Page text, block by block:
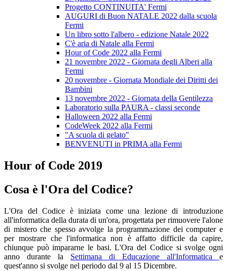
Progetto CONTINUITA' Fermi
AUGURI di Buon NATALE 2022 dalla scuola
Fermi
Un libro sotto l'albero - edizione Natale 2022
C'è aria di Natale alla Fermi
Hour of Code 2022 alla Fermi
21 novembre 2022 - Giornata degli Alberi alla
Fermi
20 novembre - Giornata Mondiale dei Diritti dei
Bambini
13 novembre 2022 - Giornata della Gentilezza
Laboratorio sulla PAURA - classi seconde
Halloween 2022 alla Fermi
CodeWeek 2022 alla Fermi
"A scuola di gelato"
BENVENUTI in PRIMA alla Fermi
Hour of Code 2019
Cosa è l'Ora del Codice?
L'Ora del Codice è iniziata come una lezione di introduzione
all'informatica della durata di un'ora, progettata per rimuovere l'alone
di mistero che spesso avvolge la programmazione dei computer e
per mostrare che l'informatica non è affatto difficile da capire,
chiunque può impararne le basi. L'Ora del Codice si svolge ogni
anno durante la Settimana di Educazione all'Informatica e
quest'anno si svolge nel periodo dal 9 al 15 Dicembre.